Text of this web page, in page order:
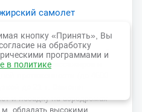
самолет
требований к
летательный
перевозки пассажиров и
протяженности (до 4600
до 21 т. Самолет
и посадку на аэродромах
обладать высокими
кнопку «Принять», Вы
на обработку
программами и
в политике